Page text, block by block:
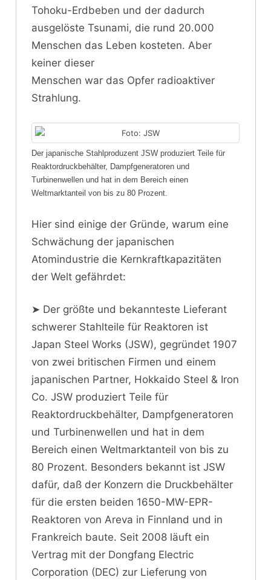
Tohoku-Erdbeben und der dadurch
ausgelöste Tsunami, die rund 20.000
Menschen das Leben kosteten. Aber
keiner dieser
Menschen war das Opfer radioaktiver
Strahlung.
Der japanische Stahlproduzent JSW produziert Teile für
Reaktordruckbehälter, Dampfgeneratoren und
Turbinenwellen und hat in dem Bereich einen
Weltmarktanteil von bis zu 80 Prozent.
Hier sind einige der Gründe, warum eine
Schwächung der japanischen
Atomindustrie die Kernkraftkapazitäten
der Welt gefährdet:
➤ Der größte und bekannteste Lieferant
schwerer Stahlteile für Reaktoren ist
Japan Steel Works (JSW), gegründet 1907
von zwei britischen Firmen und einem
japanischen Partner, Hokkaido Steel & Iron
Co. JSW produziert Teile für
Reaktordruckbehälter, Dampfgeneratoren
und Turbinenwellen und hat in dem
Bereich einen Weltmarktanteil von bis zu
80 Prozent. Besonders bekannt ist JSW
dafür, daß der Konzern die Druckbehälter
für die ersten beiden 1650-MW-EPR-
Reaktoren von Areva in Finnland und in
Frankreich baute. Seit 2008 läuft ein
Vertrag mit der Dongfang Electric
Corporation (DEC) zur Lieferung von